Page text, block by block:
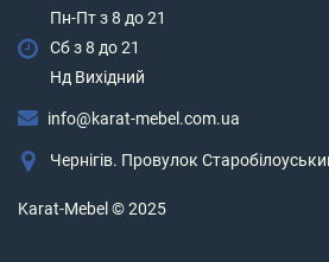
Пн-Пт з 8 до 21
Сб з 8 до 21
Нд Вихідний
info@karat-mebel.com.ua
Чернігів. Провулок
Karat-Mebel © 2025